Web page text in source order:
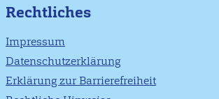
Rechtliches
Impressum
Datenschutzerklärung
Erklärung zur Barrierefreiheit